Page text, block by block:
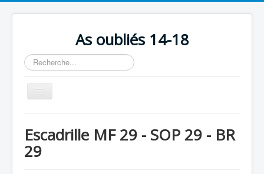
As oubliés 14-18
Rechercher
Basculer
la
Chronologie
Escadrilles
Escadrille MF 29 - SOP 29 - BR
29